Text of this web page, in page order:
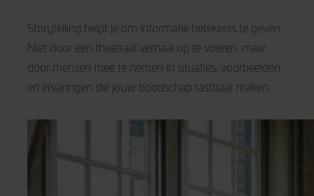
Storytelling helpt je om informatie betekenis te geven.
Niet door een theatraal verhaal op te voeren, maar
door mensen mee te nemen in situaties, voorbeelden
en ervaringen die jouw boodschap tastbaar maken.